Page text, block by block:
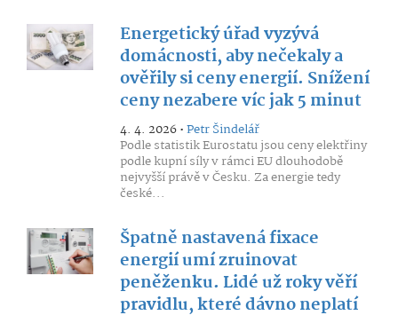
Energetický úřad vyzývá
domácnosti, aby nečekaly a
ověřily si ceny energií. Snížení
ceny nezabere víc jak 5 minut
4. 4. 2026 •Petr Šindelář
Podle statistik Eurostatu jsou ceny elektřiny
podle kupní síly v rámci EU dlouhodobě
nejvyšší právě v Česku. Za energie tedy
české...
Špatně nastavená fixace
energií umí zruinovat
peněženku. Lidé už roky věří
pravidlu, které dávno neplatí